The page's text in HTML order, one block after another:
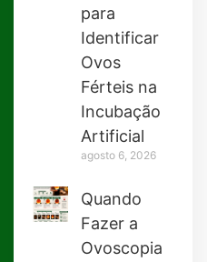
para
Identificar
Ovos
Férteis na
Incubação
Artificial
agosto 6, 2026
Quando
Fazer a
Ovoscopia